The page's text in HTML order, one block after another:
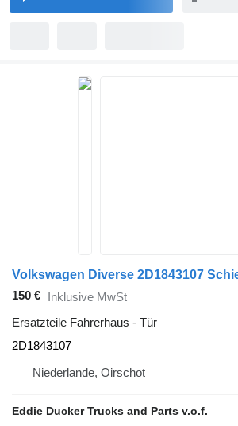
150 € Inklusive MwSt
Ersatzteile Fahrerhaus - Tür
2D1843107
Niederlande, Oirschot
Eddie Ducker Trucks and Parts v.o.f.